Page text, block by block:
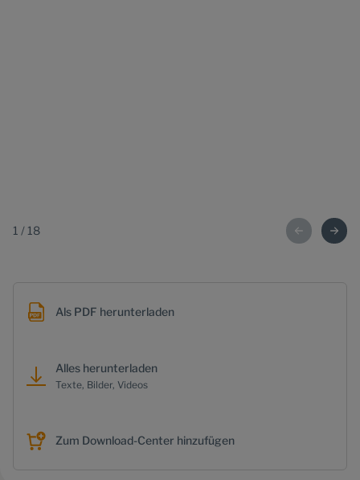
1 / 18
Als PDF herunterladen
Alles herunterladen
Texte, Bilder, Videos
Zum Download-Center hinzufügen